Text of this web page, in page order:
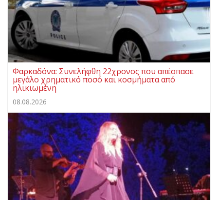
Φαρκαδόνα: Συνελήφθη 22χρονος που απέσπασε
μεγάλο χρηματικό ποσό και κοσμήματα από
ηλικιωμένη
08.08.2026